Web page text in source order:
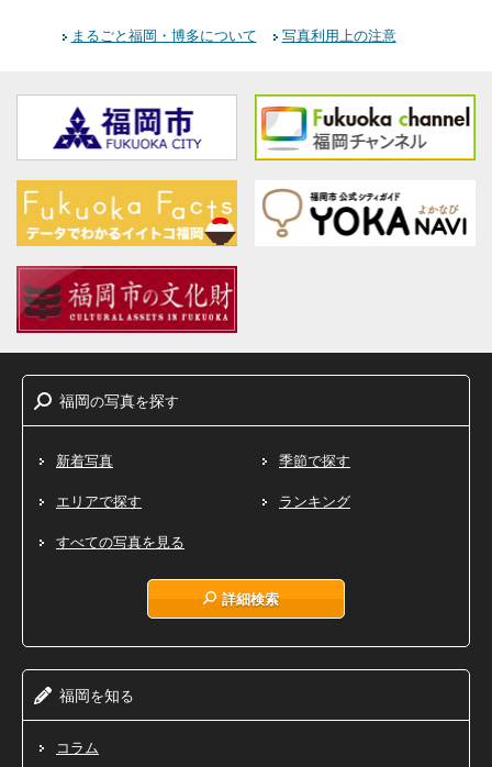
まるごと福岡・博多について 写真利用上の注意
福岡の写真を探す
新着写真 季節で探す
エリアで探す ランキング
すべての写真を見る
詳細検索
福岡を知る
コラム